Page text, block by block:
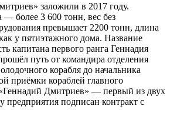
заложили в 2017 году.
более 3 600 тонн, вес без
превышает 2200 тонн, длина
у пятиэтажного дома. Название
капитана первого ранга Геннадия
путь от командира отделения
корабля до начальника
приёмки кораблей главного
Дмитриев» — первый из двух
предприятия подписан контракт с